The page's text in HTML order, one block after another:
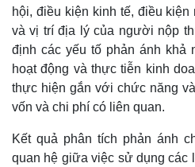
hội, điều kiện kinh tế, điều
và vị trí địa lý của người nộp
định các yếu tố phản ánh khả
hoạt động và thực tiễn kinh
thực hiện gắn với chức năng
vốn và chi phí có liên quan.
Kết quả phân tích phản ánh
quan hệ giữa việc sử dụng các